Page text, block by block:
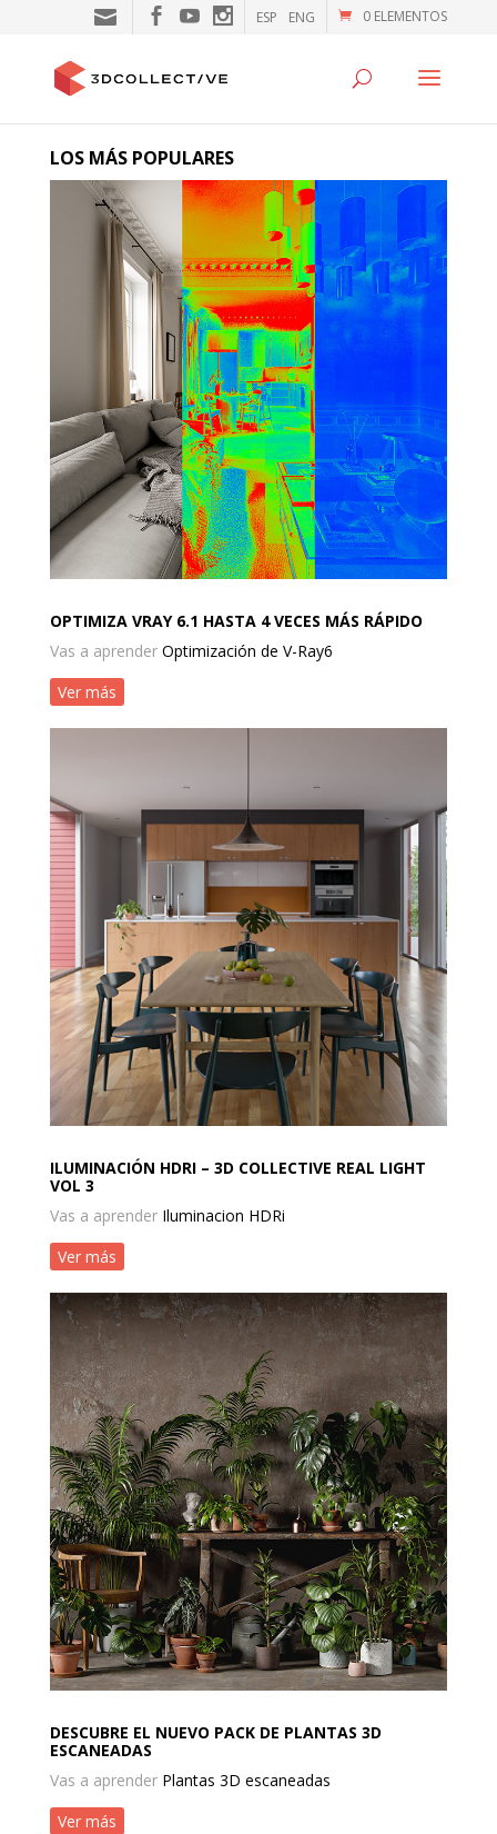
0 ELEMENTOS
ESP ENG
LOS MÁS POPULARES
OPTIMIZA VRAY 6.1 HASTA 4 VECES MÁS RÁPIDO
Vas a aprender Optimización de V-Ray6
Ver más
ILUMINACIÓN HDRI – 3D COLLECTIVE REAL LIGHT
VOL 3
Vas a aprender Iluminacion HDRi
Ver más
DESCUBRE EL NUEVO PACK DE PLANTAS 3D
ESCANEADAS
Vas a aprender Plantas 3D escaneadas
Ver más